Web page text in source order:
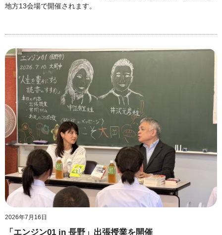
地方13会場で開催されます。
2026年7月16日
「エンジン01 in 長野」出張授業を開催